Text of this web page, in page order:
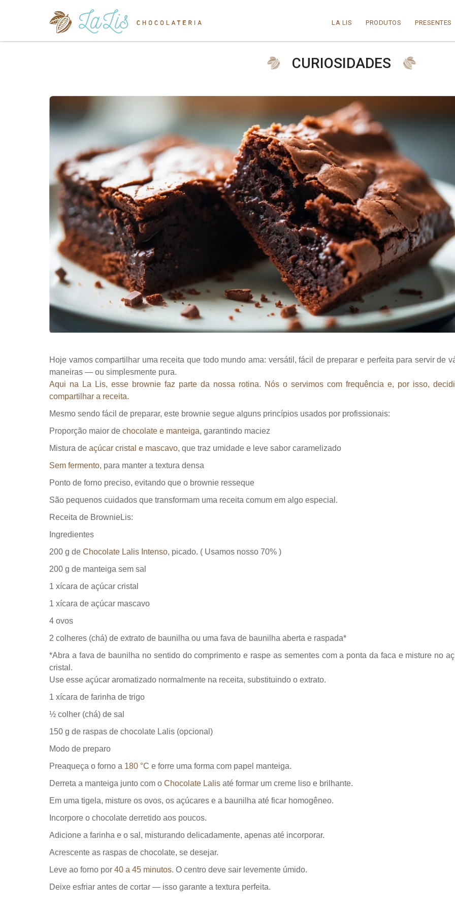
LA LIS PRODUTOS PRESENTES
CURIOSIDADES
Hoje vamos compartilhar uma receita que todo mundo ama: versátil, fácil de preparar e perfeita para servir de
maneiras — ou simplesmente pura.
Aqui na La Lis, esse brownie faz parte da nossa rotina. Nós o servimos com frequência e, por isso,
compartilhar a receita.
Mesmo sendo fácil de preparar, este brownie segue alguns princípios usados por profissionais:
Proporção maior de chocolate e manteiga, garantindo maciez
Mistura de açúcar cristal e mascavo, que traz umidade e leve sabor caramelizado
Sem fermento, para manter a textura densa
Ponto de forno preciso, evitando que o brownie resseque
São pequenos cuidados que transformam uma receita comum em algo especial.
Receita de BrownieLis:
Ingredientes
200 g de Chocolate Lalis Intenso, picado. ( Usamos nosso 70% )
200 g de manteiga sem sal
1 xícara de açúcar cristal
1 xícara de açúcar mascavo
4 ovos
2 colheres (chá) de extrato de baunilha ou uma fava de baunilha aberta e raspada*
*Abra a fava de baunilha no sentido do comprimento e raspe as sementes com a ponta da faca e misture no
cristal.
Use esse açúcar aromatizado normalmente na receita, substituindo o extrato.
1 xícara de farinha de trigo
½ colher (chá) de sal
150 g de raspas de chocolate Lalis (opcional)
Modo de preparo
Preaqueça o forno a 180 °C e forre uma forma com papel manteiga.
Derreta a manteiga junto com o Chocolate Lalis até formar um creme liso e brilhante.
Em uma tigela, misture os ovos, os açúcares e a baunilha até ficar homogêneo.
Incorpore o chocolate derretido aos poucos.
Adicione a farinha e o sal, misturando delicadamente, apenas até incorporar.
Acrescente as raspas de chocolate, se desejar.
Leve ao forno por 40 a 45 minutos. O centro deve sair levemente úmido.
Deixe esfriar antes de cortar — isso garante a textura perfeita.